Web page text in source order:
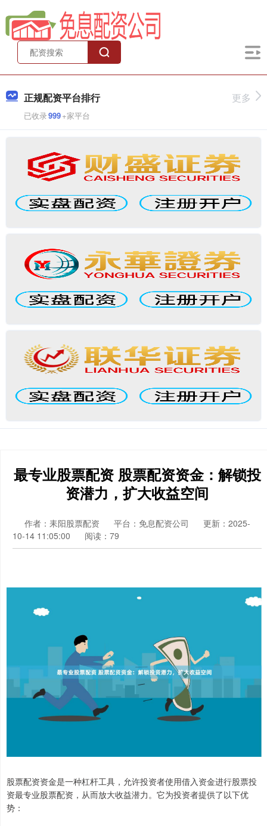
正规配资平台排行
已收录999+家平台
更多
最专业股票配资 股票配资资金：解锁投
资潜力，扩大收益空间
作者：耒阳股票配资 平台：免息配资公司
更新：2025-
10-14 11:05:00
阅读：79
股票配资资金是一种杠杆工具，允许投资者使用借入资金进行股票投
资最专业股票配资，从而放大收益潜力。它为投资者提供了以下优
势：